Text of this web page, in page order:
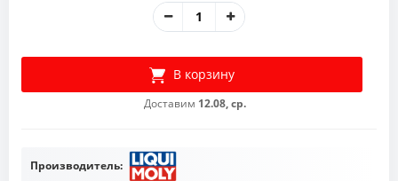
В корзину
Доставим 12.08, ср.
Производитель: